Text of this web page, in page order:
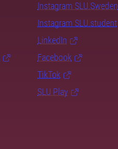
Instagram SLU.Sweden
Instagram SLU.student
LinkedIn
Facebook
TikTok
SLU Play